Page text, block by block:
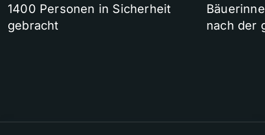
1400 Personen in Sicherheit
gebracht
nach der